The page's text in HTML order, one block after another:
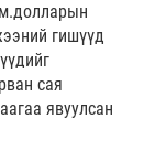
гишүүд
сая
явуулсан